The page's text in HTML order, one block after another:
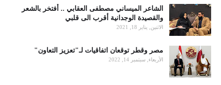
الشاعر الميساني مصطفى العقابي .. أفتخر بالشعر
والقصيدة الوجدانية أقرب الى قلبي
الاثنين, يناير 18, 2021
مصر وقطر توقعان اتفاقيات لـ"تعزيز التعاون"
الأربعاء, سبتمبر 14, 2022